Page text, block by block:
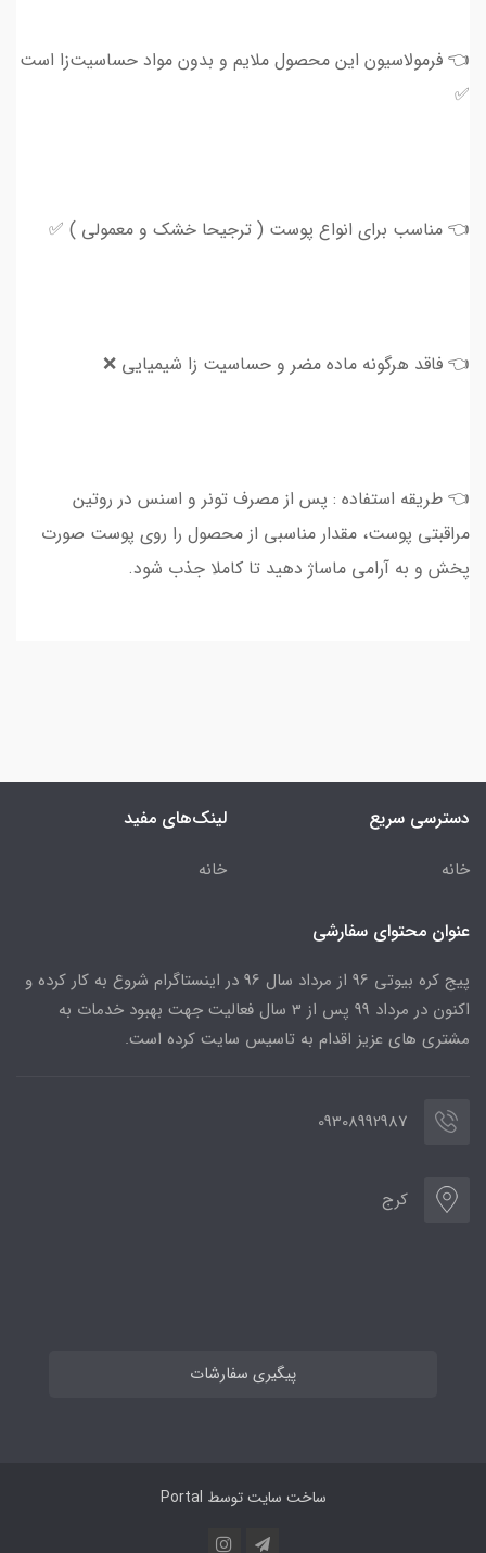
👈 فرمولاسیون این محصول ملایم و بدون مواد حساسیت‌زا است
✅
👈 مناسب برای انواع پوست ( ترجیحا خشک و معمولی ) ✅
👈 فاقد هرگونه ماده مضر و حساسیت زا شیمیایی ❌
👈 طریقه استفاده : پس از مصرف تونر و اسنس در روتین
مراقبتی پوست، مقدار مناسبی از محصول را روی پوست صورت
پخش و به آرامی ماساژ دهید تا کاملا جذب شود.
دسترسی سریع
خانه
لینک‌های مفید
خانه
عنوان محتوای سفارشی
پیج کره بیوتی 96 از مرداد سال 96 در اینستاگرام شروع به کار کرده و
اکنون در مرداد 99 پس از 3 سال فعالیت جهت بهبود خدمات به
مشتری های عزیز اقدام به تاسیس سایت کرده است.
09308992987
کرج
پیگیری سفارشات
ساخت سایت توسط Portal